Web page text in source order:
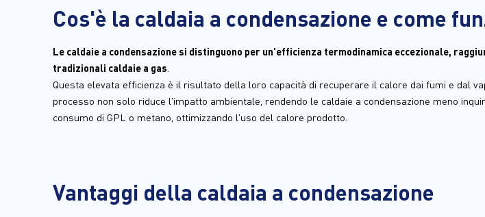
Cos'è la caldaia a condensazione e come
Le caldaie a condensazione si distinguono per un'efficienza termodinamica eccezionale,
tradizionali caldaie a gas
Questa elevata efficienza è il risultato della loro capacità di recuperare il calore dai fumi e dal
processo non solo riduce l'impatto ambientale, rendendo le caldaie a condensazione meno
consumo di GPL o metano, ottimizzando l'uso del calore prodotto.
Vantaggi della caldaia a condensazione